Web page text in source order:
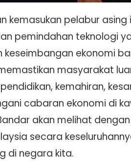
kemasukan pelabur
pemindahan teknologi
keseimbangan ekonomi
masyarakat
kemahiran,
cabaran ekonomi di
akan melihat
secara
di negara kita.